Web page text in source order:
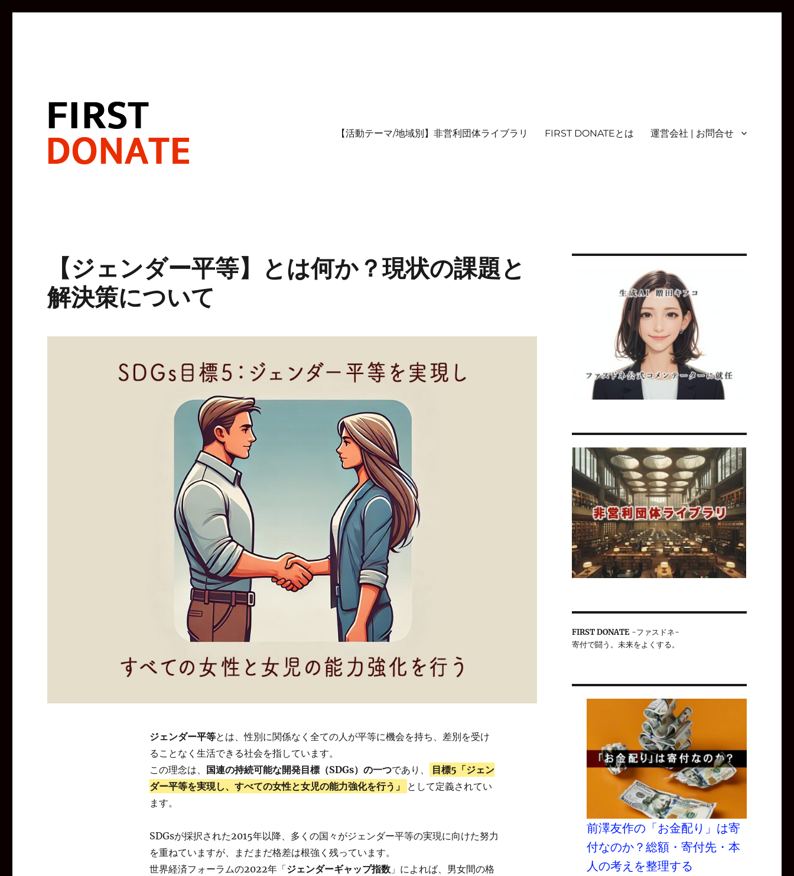
【活動テーマ/地域別】非営利団体ライブラリ FIRST DONATEとは 運営会社 | お問合せ
【ジェンダー平等】とは何か？現状の課題と
解決策について
ジェンダー平等とは、性別に関係なく全ての人が平等に機会を持ち、差別を受け
ることなく生活できる社会を指しています。
この理念は、
国連の持続可能な開発目標（SDGs）の一つであり、
目標5「ジェン
ダー平等を実現し、すべての女性と女児の能力強化を行う」
として定義されてい
ます。
SDGsが採択された2015年以降、多くの国々がジェンダー平等の実現に向けた努力
を重ねていますが、まだまだ格差は根強く残っています。
世界経済フォーラムの2022年「ジェンダーギャップ指数 」によれば、男女間の格
FIRST DONATE-ファスドネ-
寄付で闘う。未来をよくする。
前澤友作の「お金配り」は寄
付なのか？総額・寄付先・本
人の考えを整理する